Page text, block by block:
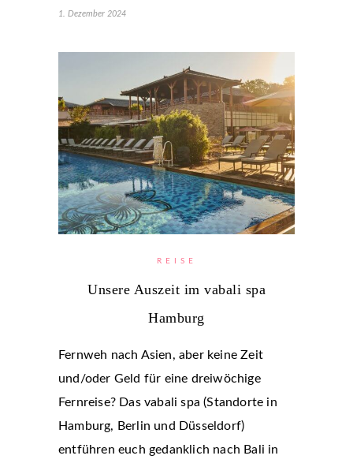
1. Dezember 2024
REISE
Unsere Auszeit im vabali spa
Hamburg
Fernweh nach Asien, aber keine Zeit
und/oder Geld für eine dreiwöchige
Fernreise? Das vabali spa (Standorte in
Hamburg, Berlin und Düsseldorf)
entführen euch gedanklich nach Bali in